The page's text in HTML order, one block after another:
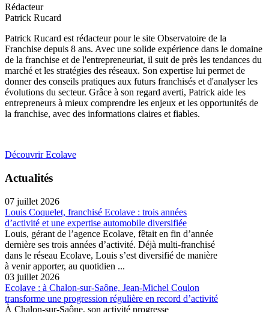
Rédacteur
Patrick Rucard
Patrick Rucard est rédacteur pour le site Observatoire de la
Franchise depuis 8 ans. Avec une solide expérience dans le domaine
de la franchise et de l'entrepreneuriat, il suit de près les tendances du
marché et les stratégies des réseaux. Son expertise lui permet de
donner des conseils pratiques aux futurs franchisés et d'analyser les
évolutions du secteur. Grâce à son regard averti, Patrick aide les
entrepreneurs à mieux comprendre les enjeux et les opportunités de
la franchise, avec des informations claires et fiables.
Découvrir Ecolave
Actualités
07 juillet 2026
Louis Coquelet, franchisé Ecolave : trois années
d’activité et une expertise automobile diversifiée
Louis, gérant de l’agence Ecolave, fêtait en fin d’année
dernière ses trois années d’activité. Déjà multi-franchisé
dans le réseau Ecolave, Louis s’est diversifié de manière
à venir apporter, au quotidien ...
03 juillet 2026
Ecolave : à Chalon-sur-Saône, Jean-Michel Coulon
transforme une progression régulière en record d’activité
À Chalon-sur-Saône, son activité progresse